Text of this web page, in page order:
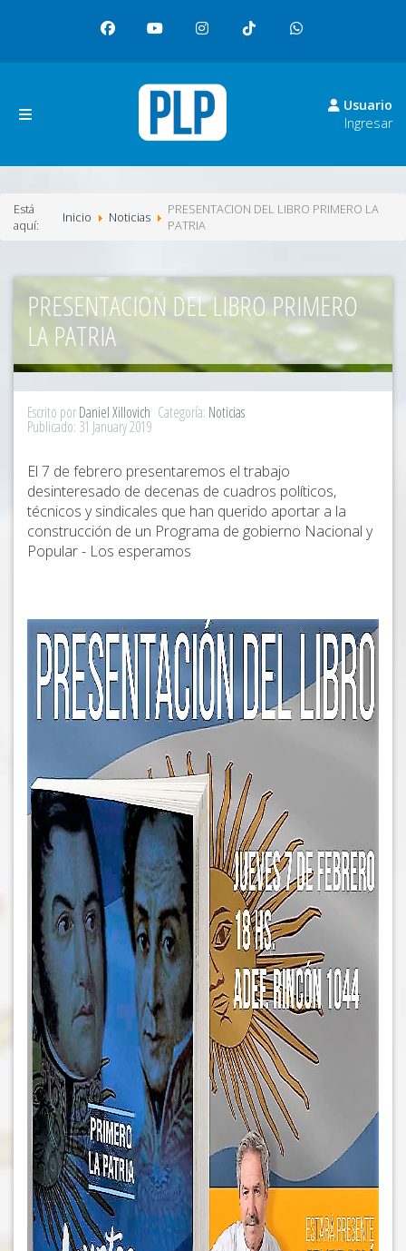
Usuario
Ingresar
Está
aquí:
Inicio Noticias
PRESENTACION DEL LIBRO PRIMERO LA
PATRIA
PRESENTACION DEL LIBRO PRIMERO
LA PATRIA
Escrito porDaniel Xillovich Categoría: Noticias
Publicado: 31 January 2019
El 7 de febrero presentaremos el trabajo
desinteresado de decenas de cuadros políticos,
técnicos y sindicales que han querido aportar a la
construcción de un Programa de gobierno Nacional y
Popular - Los esperamos